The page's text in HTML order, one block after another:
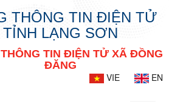
THÔNG TIN ĐIỆN TỬ
TỈNH LẠNG SƠN
TIN ĐIỆN TỬ XÃ ĐỒNG
ĐĂNG
VIE
EN